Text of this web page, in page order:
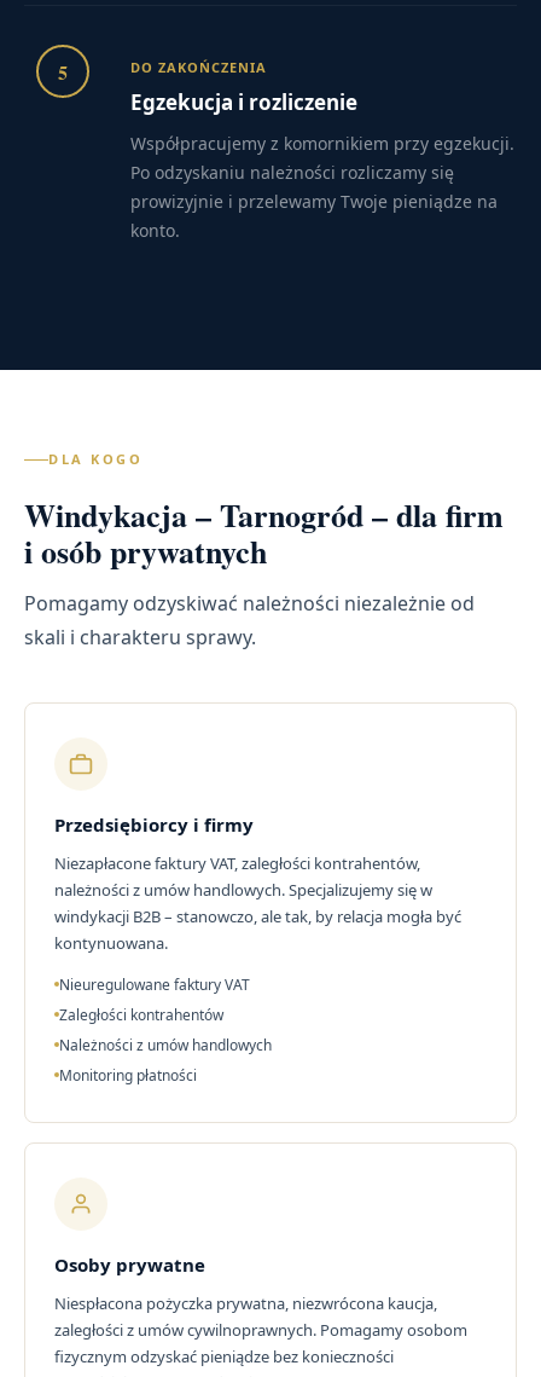
5 DO ZAKOŃCZENIA
Egzekucja i rozliczenie
Współpracujemy z komornikiem przy egzekucji.
Po odzyskaniu należności rozliczamy się
prowizyjnie i przelewamy Twoje pieniądze na
konto.
DLA KOGO
Windykacja – Tarnogród – dla firm
i osób prywatnych
Pomagamy odzyskiwać należności niezależnie od
skali i charakteru sprawy.
Przedsiębiorcy i firmy
Niezapłacone faktury VAT, zaległości kontrahentów,
należności z umów handlowych. Specjalizujemy się w
windykacji B2B – stanowczo, ale tak, by relacja mogła być
kontynuowana.
Nieuregulowane faktury VAT
Zaległości kontrahentów
Należności z umów handlowych
Monitoring płatności
Osoby prywatne
Niespłacona pożyczka prywatna, niezwrócona kaucja,
zaległości z umów cywilnoprawnych. Pomagamy osobom
fizycznym odzyskać pieniądze bez konieczności